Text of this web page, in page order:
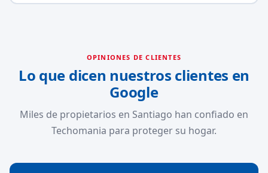
OPINIONES DE CLIENTES
Lo que dicen nuestros clientes en
Google
Miles de propietarios en Santiago han confiado en
Techomania para proteger su hogar.